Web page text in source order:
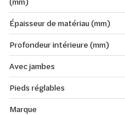
Épaisseur de matériau (mm)
Profondeur intérieure (mm)
Avec jambes
Pieds réglables
Marque